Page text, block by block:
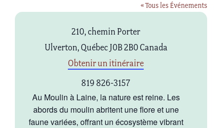
« Tous les Événements
210, chemin Porter
Ulverton, Québec J0B 2B0 Canada
Obtenir un itinéraire
819 826-3157
Au Moulin à Laine, la nature est reine. Les
abords du moulin abritent une flore et une
faune variées, offrant un écosystème vibrant